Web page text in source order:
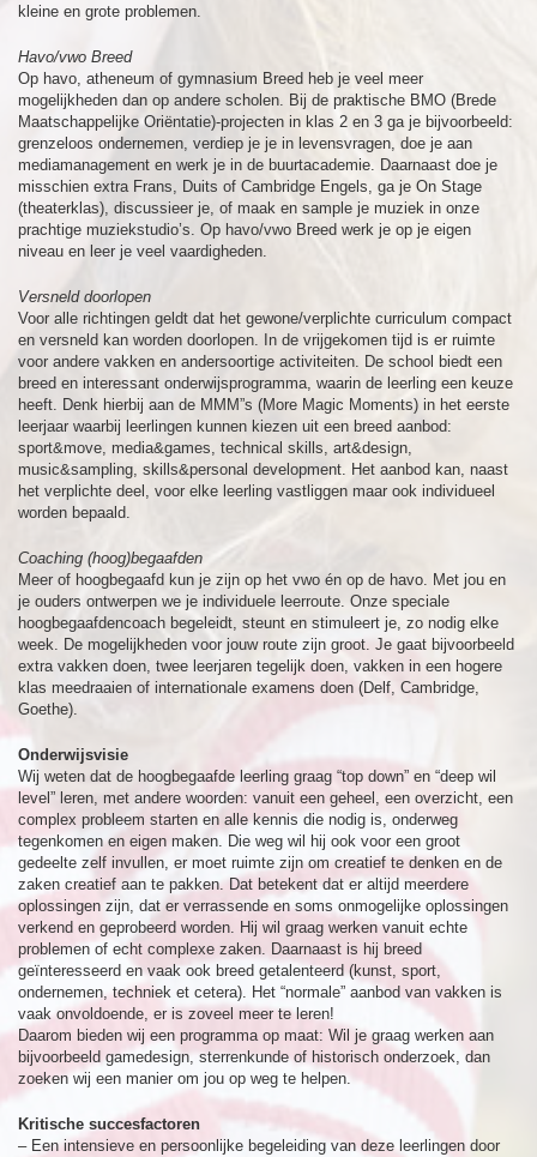
kleine en grote problemen.
Havo/vwo Breed
Op havo, atheneum of gymnasium Breed heb je veel meer
mogelijkheden dan op andere scholen. Bij de praktische BMO (Brede
Maatschappelijke Oriëntatie)-projecten in klas 2 en 3 ga je bijvoorbeeld:
grenzeloos ondernemen, verdiep je je in levensvragen, doe je aan
mediamanagement en werk je in de buurtacademie. Daarnaast doe je
misschien extra Frans, Duits of Cambridge Engels, ga je On Stage
(theaterklas), discussieer je, of maak en sample je muziek in onze
prachtige muziekstudio’s. Op havo/vwo Breed werk je op je eigen
niveau en leer je veel vaardigheden.
Versneld doorlopen
Voor alle richtingen geldt dat het gewone/verplichte curriculum compact
en versneld kan worden doorlopen. In de vrijgekomen tijd is er ruimte
voor andere vakken en andersoortige activiteiten. De school biedt een
breed en interessant onderwijsprogramma, waarin de leerling een keuze
heeft. Denk hierbij aan de MMM”s (More Magic Moments) in het eerste
leerjaar waarbij leerlingen kunnen kiezen uit een breed aanbod:
sport&move, media&games, technical skills, art&design,
music&sampling, skills&personal development. Het aanbod kan, naast
het verplichte deel, voor elke leerling vastliggen maar ook individueel
worden bepaald.
Coaching (hoog)begaafden
Meer of hoogbegaafd kun je zijn op het vwo én op de havo. Met jou en
je ouders ontwerpen we je individuele leerroute. Onze speciale
hoogbegaafdencoach begeleidt, steunt en stimuleert je, zo nodig elke
week. De mogelijkheden voor jouw route zijn groot. Je gaat bijvoorbeeld
extra vakken doen, twee leerjaren tegelijk doen, vakken in een hogere
klas meedraaien of internationale examens doen (Delf, Cambridge,
Goethe).
Onderwijsvisie
Wij weten dat de hoogbegaafde leerling graag “top down” en “deep wil
level” leren, met andere woorden: vanuit een geheel, een overzicht, een
complex probleem starten en alle kennis die nodig is, onderweg
tegenkomen en eigen maken. Die weg wil hij ook voor een groot
gedeelte zelf invullen, er moet ruimte zijn om creatief te denken en de
zaken creatief aan te pakken. Dat betekent dat er altijd meerdere
oplossingen zijn, dat er verrassende en soms onmogelijke oplossingen
verkend en geprobeerd worden. Hij wil graag werken vanuit echte
problemen of echt complexe zaken. Daarnaast is hij breed
geïnteresseerd en vaak ook breed getalenteerd (kunst, sport,
ondernemen, techniek et cetera). Het “normale” aanbod van vakken is
vaak onvoldoende, er is zoveel meer te leren!
Daarom bieden wij een programma op maat: Wil je graag werken aan
bijvoorbeeld gamedesign, sterrenkunde of historisch onderzoek, dan
zoeken wij een manier om jou op weg te helpen.
Kritische succesfactoren
– Een intensieve en persoonlijke begeleiding van deze leerlingen door